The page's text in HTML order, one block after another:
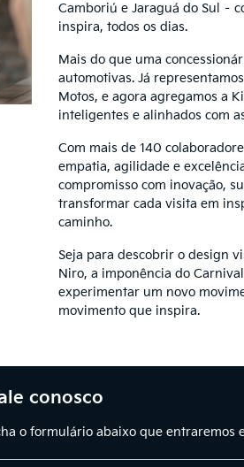
Camboriú e Jaraguá do Sul –
inspira, todos os dias.
Mais do que uma
automotivas. Já
Motos, e agora agregamos a
inteligentes e alinhados com
Com mais de 140
empatia, agilidade e
compromisso com inovação,
transformar cada visita em
caminho.
Seja para descobrir o design
Niro, a imponência do
experimentar um novo
movimento que inspira.
conosco
o formulário abaixo que entraremos